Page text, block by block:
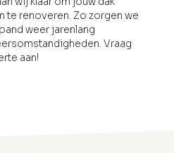
te renoveren. Zo zorgen we
weer jarenlang
Vraag
aan!